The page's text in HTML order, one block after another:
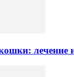
лечение